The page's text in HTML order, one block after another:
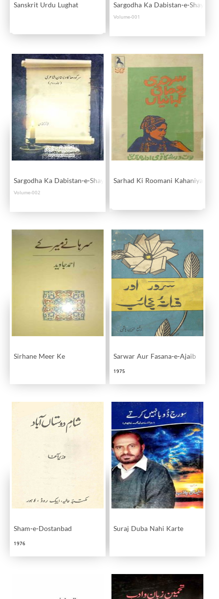
Sanskrit Urdu Lughat Sargodha Ka Dabistan-e-Shayari
Volume-001
Sargodha Ka Dabistan-e-Shayri
Volume-002
Sarhad Ki Roomani Kahaniyan
Sirhane Meer Ke Sarwar Aur Fasana-e-Ajaib
1975
Sham-e-Dostanbad
1976
Suraj Duba Nahi Karte